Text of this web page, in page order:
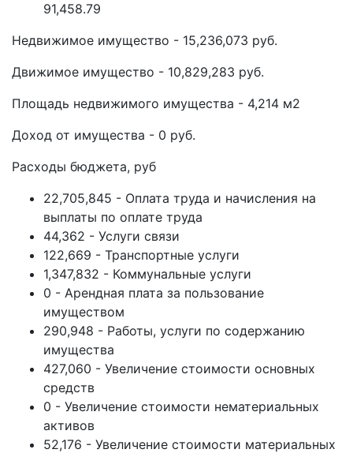
91,458.79
Недвижимое имущество - 15,236,073 руб.
Движимое имущество - 10,829,283 руб.
Площадь недвижимого имущества - 4,214 м2
Доход от имущества - 0 руб.
Расходы бюджета, руб
22,705,845 - Оплата труда и начисления на
выплаты по оплате труда
44,362 - Услуги связи
122,669 - Транспортные услуги
1,347,832 - Коммунальные услуги
0 - Арендная плата за пользование
имуществом
290,948 - Работы, услуги по содержанию
имущества
427,060 - Увеличение стоимости основных
средств
0 - Увеличение стоимости нематериальных
активов
52,176 - Увеличение стоимости материальных